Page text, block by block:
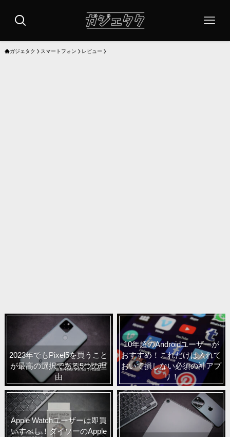
ガジェタク スマートフォン レビュー
2023年でもPixel5を買うこと
が最高の選択である5つの理
由
10年超のAndroidユーザーが
おすすめ！これだけは入れて
おいて損しない必須の神アプ
リ！
Apple Watchユーザーは即買
いすべし！ダイソーのApple